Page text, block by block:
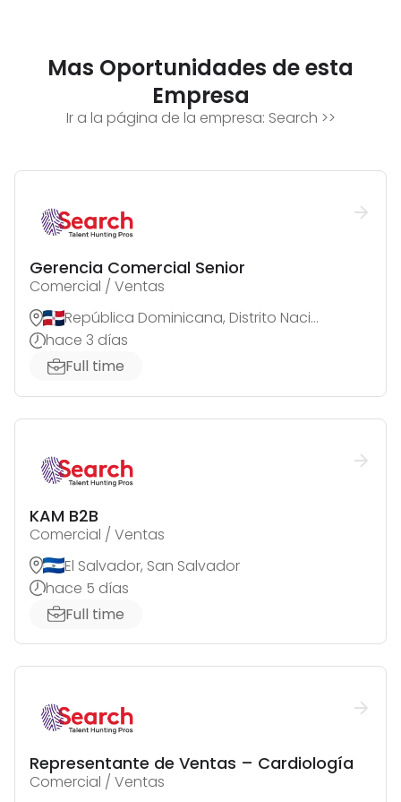
Mas Oportunidades de esta
Empresa
Ir a la página de la empresa: Search >>
Gerencia Comercial Senior
Comercial / Ventas
República Dominicana, Distrito Nacional
hace 3 días
Full time
KAM B2B
Comercial / Ventas
El Salvador, San Salvador
hace 5 días
Full time
Representante de Ventas – Cardiología
Comercial / Ventas